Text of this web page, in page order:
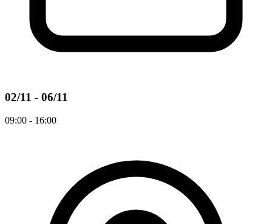
02/11 - 06/11
09:00 - 16:00